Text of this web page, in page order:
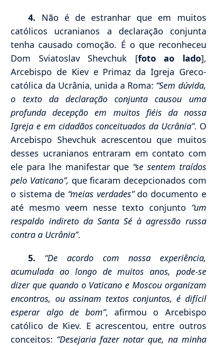
4. Não é de estranhar que em muitos
católicos ucranianos a declaração conjunta
tenha causado comoção. É o que reconheceu
Dom Sviatoslav Shevchuk [foto ao lado],
Arcebispo de Kiev e Primaz da Igreja Greco-
católica da Ucrânia, unida a Roma: “Sem dúvida,
o texto da declaração conjunta causou uma
profunda decepção em muitos fiéis da nossa
Igreja e em cidadãos conceituados da Ucrânia”. O
Arcebispo Shevchuk acrescentou que muitos
desses ucranianos entraram em contato com
ele para lhe manifestar que “se sentem traídos
pelo Vaticano”, que ficaram decepcionados com
o sistema de “meias verdades”do documento e
até mesmo veem nesse texto conjunto “um
respaldo indireto da Santa Sé à agressão russa
contra a Ucrânia”.
5.
“De acordo com nossa experiência,
acumulada ao longo de muitos anos, pode-se
dizer que quando o Vaticano e Moscou organizam
encontros, ou assinam textos conjuntos, é difícil
esperar algo de bom”, afirmou o Arcebispo
católico de Kiev. E acrescentou, entre outros
conceitos: “Desejaria fazer notar que, na minha